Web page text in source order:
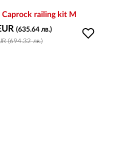
Caprock railing kit M
(635.64 лв.)
(694.32 лв.)